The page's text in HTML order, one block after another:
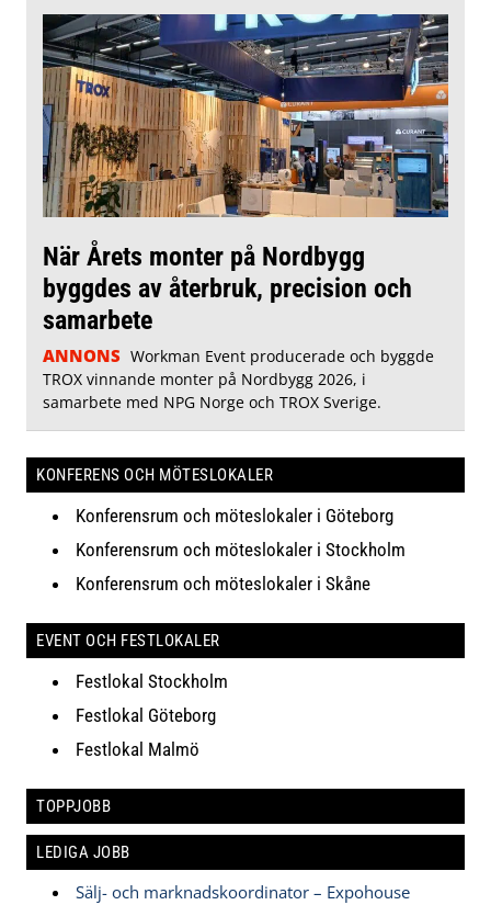
När Årets monter på Nordbygg
byggdes av återbruk, precision och
samarbete
ANNONS Workman Event producerade och byggde
TROX vinnande monter på Nordbygg 2026, i
samarbete med NPG Norge och TROX Sverige.
KONFERENS OCH MÖTESLOKALER
Konferensrum och möteslokaler i Göteborg
Konferensrum och möteslokaler i Stockholm
Konferensrum och möteslokaler i Skåne
EVENT OCH FESTLOKALER
Festlokal Stockholm
Festlokal Göteborg
Festlokal Malmö
TOPPJOBB
LEDIGA JOBB
Sälj- och marknadskoordinator – Expohouse